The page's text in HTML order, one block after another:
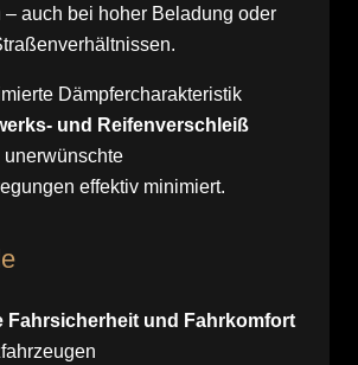
– auch bei hoher Beladung oder
Dämpfercharakteristik
und Reifenverschleiß
unerwünschte
effektiv minimiert.
Fahrsicherheit und Fahrkomfort